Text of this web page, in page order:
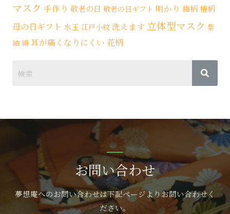
マスク 手作り 敬老の日 敬老の日ギフト 明かり 梅柄椿柄
母の日ギフト 水玉 江戸小紋 洗えます 立体型マスク 紫
紬 絹 耳が痛くなりにくい 花柄
お問い合わせ
夢想庵へのお問い合わせは下記ページよりお問い合わせく
ださい。